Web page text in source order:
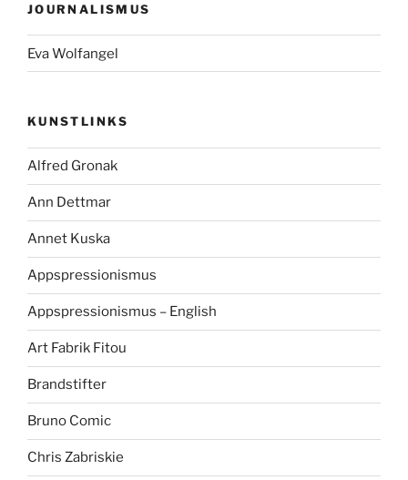
JOURNALISMUS
Eva Wolfangel
KUNSTLINKS
Alfred Gronak
Ann Dettmar
Annet Kuska
Appspressionismus
Appspressionismus – English
Art Fabrik Fitou
Brandstifter
Bruno Comic
Chris Zabriskie